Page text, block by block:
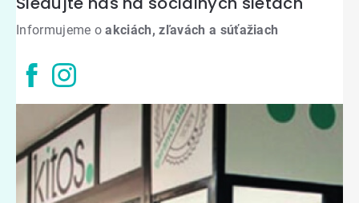
Informujeme oakciách, zľavách a súťažiach